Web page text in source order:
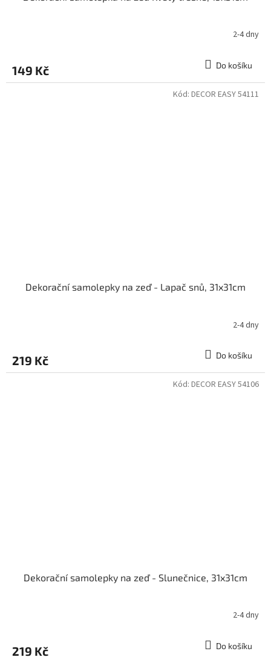
2-4 dny
149 Kč Do košíku
Dekorační samolepky na zeď - Lapač snů, 31x31cm
2-4 dny
219 Kč Do košíku
Kód: DECOR EASY 54111
Dekorační samolepky na zeď - Slunečnice, 31x31cm
2-4 dny
219 Kč Do košíku
Kód: DECOR EASY 54106